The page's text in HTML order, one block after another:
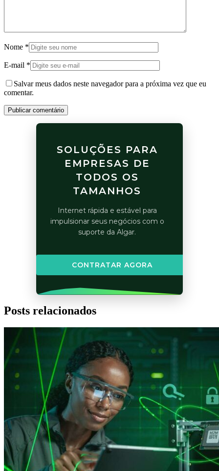
Nome *
E-mail *
Salvar meus dados neste navegador para a próxima vez que eu
comentar.
Publicar comentário
SOLUÇÕES PARA
EMPRESAS DE
TODOS OS
TAMANHOS
Internet rápida e estável para
impulsionar seus negócios com o
suporte da Algar.
CONTRATAR AGORA
Posts relacionados